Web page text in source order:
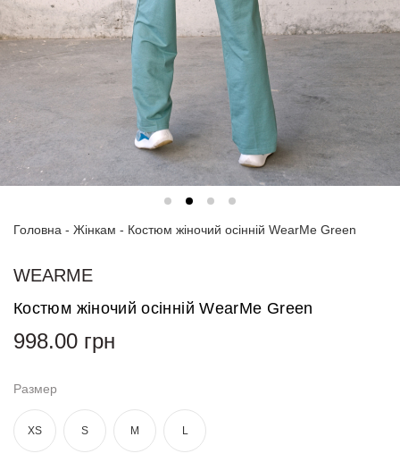
Спортивні
костюми
Толстовки
та
світшоти
та
сорочки
Сукні
Піджаки
та
Футболки
та поло
Джинси
та
брюки
Головна - Жінкам - Костюм жіночий осінній WearMe Green
WEARME
Костюм жіночий осінній WearMe Green
998.00 грн
Размер
XS S M L